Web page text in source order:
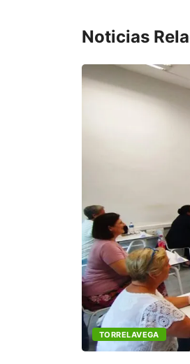
Noticias
TORRELAVEGA